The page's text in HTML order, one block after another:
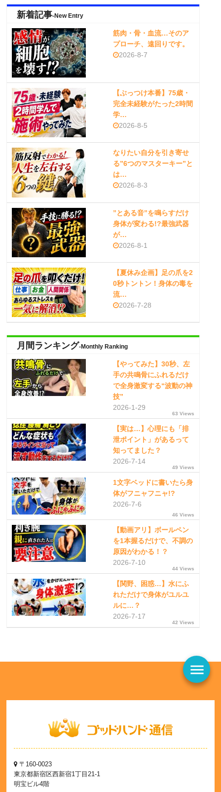
新着記事-New Entry
筋肉・骨・血流…そのア
プローチ、遠回りです。
2026-8-7
【ぶっつけ本番】75歳・
完全未経験がたった2時間
学…
2026-8-5
なりたい自分を引き寄せ
る”6つのマスターキー”と
は…
2026-8-3
”とある音”を鳴らすだけ
身体が変わる!?最強武器
が…
2026-8-1
【夏休み企画】足の爪を2
0秒トントン！身体の毒を
流…
2026-7-28
月間ランキング-Monthly Ranking
【やってみた】30秒、左
手の共鳴骨にふれるだけ
で全身激変する“波動の神
技”
2026-1-29
63 Views
【実は…】心理にも「排
泄ポイント」があるって
知ってました？
2026-7-14
49 Views
1文字ベッドに書いたら身
体がフニャフニャ!?
2026-7-6
46 Views
【動画アリ】ボールペン
を1本握るだけで、不調の
原因がわかる！？
2026-7-10
44 Views
【関野、困惑…】水にふ
れただけで身体がユルユ
ルに…？
2026-7-17
42 Views
menu
〒160-0023
東京都新宿区西新宿1丁目21-1
明宝ビル4階